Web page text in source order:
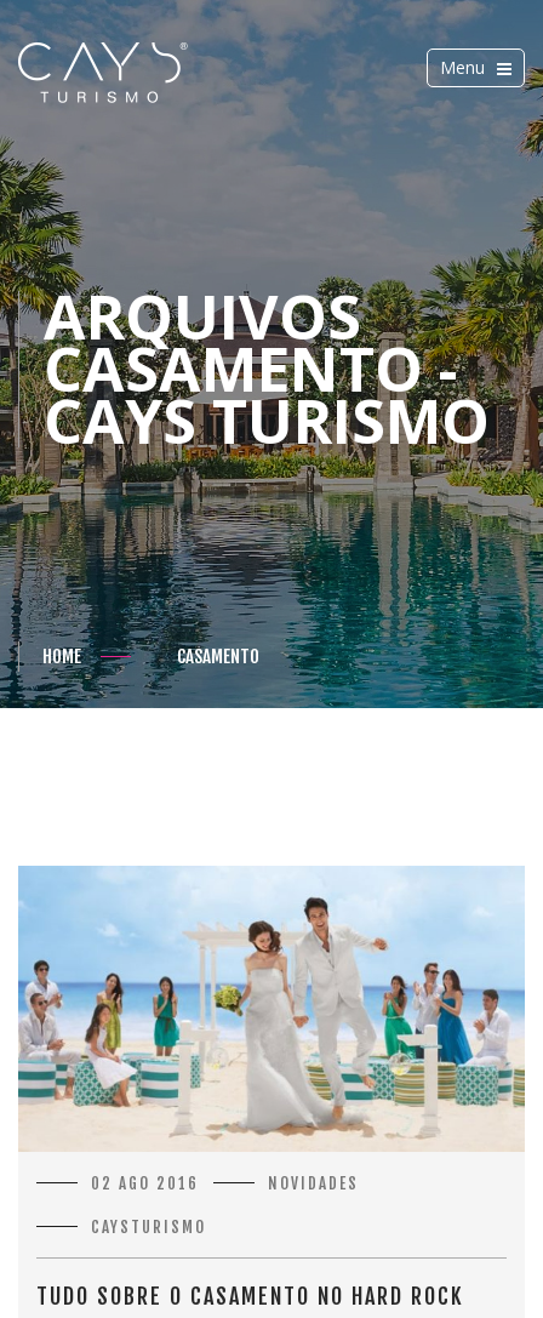
Toggle
navigation
Menu
ARQUIVOS
CASAMENTO -
CAYS TURISMO
HOME CASAMENTO
02 AGO 2016 NOVIDADES
CAYSTURISMO
TUDO SOBRE O CASAMENTO NO HARD ROCK